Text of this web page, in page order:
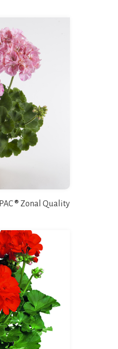
PAC ® Zonal Quality